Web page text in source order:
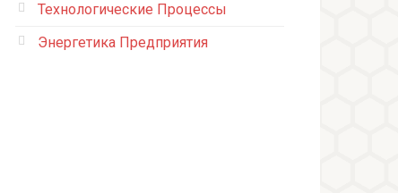
Технологические Процессы
Энергетика Предприятия